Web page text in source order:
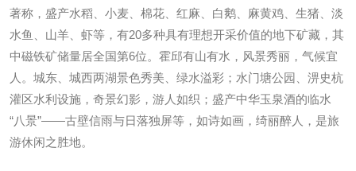
著称，盛产水稻、小麦、棉花、红麻、白鹅、麻黄鸡、生猪、淡
水鱼、山羊、虾等，有20多种具有理想开采价值的地下矿藏，其
中磁铁矿储量居全国第6位。霍邱有山有水，风景秀丽，气候宜
人。城东、城西两湖景色秀美、绿水溢彩；水门塘公园、淠史杭
灌区水利设施，奇景幻影，游人如织；盛产中华玉泉酒的临水
“八景”——古壁信雨与日落独屏等，如诗如画，绮丽醉人，是旅
游休闲之胜地。